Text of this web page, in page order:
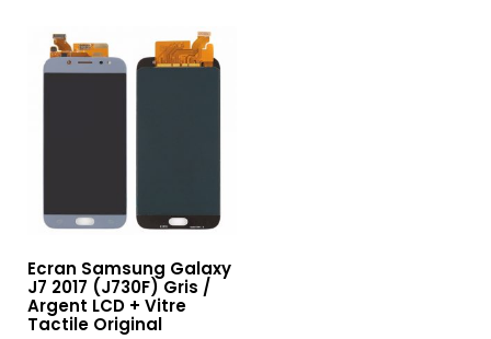
Ecran Samsung Galaxy
J7 2017 (J730F) Gris /
Argent LCD + Vitre
Tactile Original